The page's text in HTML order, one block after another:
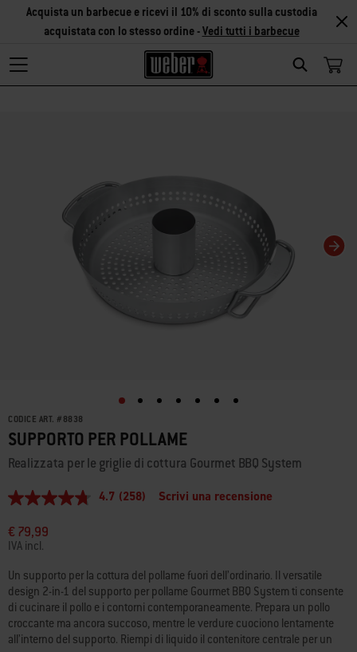
Search
Acquista un barbecue e ricevi il 10% di sconto sulla custodia
acquistata con lo stesso ordine -Vedi tutti i barbecue
CODICE ART. # 8838
SUPPORTO PER POLLAME
Realizzata per le griglie di cottura Gourmet BBQ System
4.7
su
5
,
valore
di
valutazione
medio.
Read
258
Reviews.
4.7 (258) Scrivi una recensione
€ 79,99
IVA incl.
Un supporto per la cottura del pollame fuori dell’ordinario. Il versatile
design 2-in-1 del supporto per pollame Gourmet BBQ System ti consente
di cucinare il pollo e i contorni contemporaneamente. Prepara un pollo
croccante ma ancora succoso, mentre le verdure cuociono lentamente
all’interno del supporto. Riempi di liquido il contenitore centrale per un